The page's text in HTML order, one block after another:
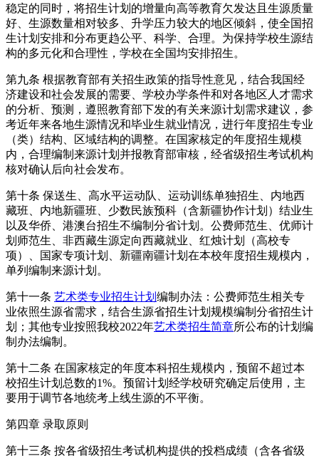
稳定的同时，将招生计划的增量向高等教育欠发达且生源质量
好、生源数量相对较多、升学压力较大的地区倾斜，使全国招
生计划安排和分布更趋公平、科学、合理。为保持学校生源结
构的多元化和合理性，学校在全国均安排招生。
第九条 根据教育部有关招生政策的指导性意见，结合我国经
济建设和社会发展的需要、学校办学条件和对各地区人才需求
的分析、预测，遵照教育部下发的有关来源计划需求建议，参
考近年来各地生源情况和毕业生就业情况，进行年度招生专业
（类）结构、区域结构的调整。在国家核定的年度招生规模
内，合理编制来源计划并报教育部审核，经省级招生考试机构
核对确认后向社会发布。
第十条 保送生、高水平运动队、运动训练单独招生、内地西
藏班、内地新疆班、少数民族预科（含新疆协作计划）结业生
以及华侨、港澳台招生不编制分省计划。公费师范生、优师计
划师范生、非西藏生源定向西藏就业、红烛计划（高校专
项）、国家专项计划、新疆南疆计划在本校年度招生规模内，
单列编制来源计划。
第十一条 艺术类专业招生计划 编制办法：公费师范生相关专
业依照生源省需求，结合生源省招生计划规模编制分省招生计
划；其他专业按照我校2022年艺术类招生简章所公布的计划编
制办法编制。
第十二条 在国家核定的年度本科招生规模内，预留不超过本
校招生计划总数的1%。预留计划经学校研究确定后使用，主
要用于调节各地统考上线生源的不平衡。
第四章 录取原则
第十三条 按各省级招生考试机构提供的投档成绩（含各省级